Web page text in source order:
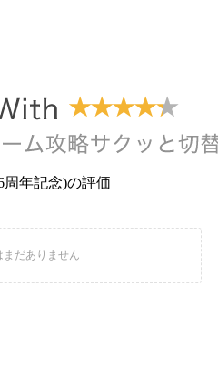
周年記念)の評価